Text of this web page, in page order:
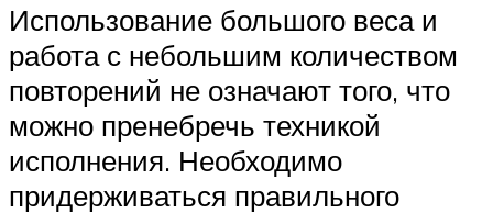
Использование большого веса и
работа с небольшим количеством
повторений не означают того, что
можно пренебречь техникой
исполнения. Необходимо
придерживаться правильного